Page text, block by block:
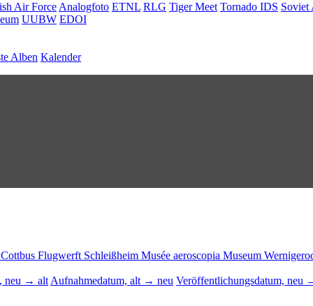
Air Force Analogfoto ETNL RLG Tiger Meet Tornado IDS Soviet
UUBW EDOI
Alben Kalender
Flugwerft Schleißheim Musée aeroscopia Museum
neu → alt Aufnahmedatum, alt → neu Veröffentlichungsdatum, neu